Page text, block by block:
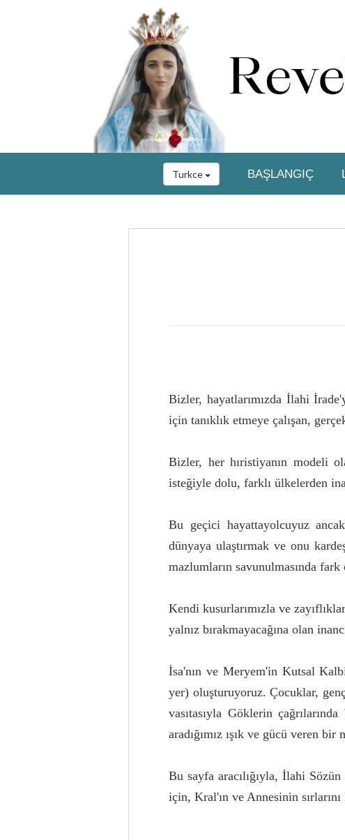
Turkce BAŞLANGIÇ
Bizler, hayatlarımızda İlahi
için tanıklık etmeye çalışan,
Bizler, her hıristiyanın modeli
isteğiyle dolu, farklı ülkelerden
Bu geçici hayattayolcuyuz
dünyaya ulaştırmak ve onu
mazlumların savunulmasında
Kendi kusurlarımızla ve
yalnız bırakmayacağına olan
İsa'nın ve Meryem'in Kutsal
yer) oluşturuyoruz. Çocuklar,
vasıtasıyla Göklerin
aradığımız ışık ve gücü veren
Bu sayfa aracılığıyla, İlahi
için, Kral'ın ve Annesinin